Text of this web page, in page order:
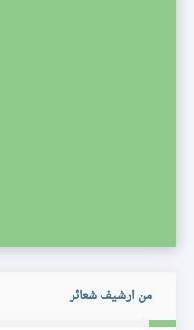
من ارشيف شعائر